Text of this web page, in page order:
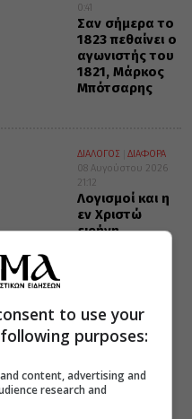
0:41
Σαν σήμερα το
1823 πεθαίνει ο
αγωνιστής του
1821, Μάρκος
Μπότσαρης
ΔΙΑΛΟΓΟΣ
ΔΙΑΦΟΡΑ
08 Αυγούστου 2026
21:12
Λογισμοί και η
εν Χριστώ
ειρήνη
to use your
purposes:
content, advertising and
research and